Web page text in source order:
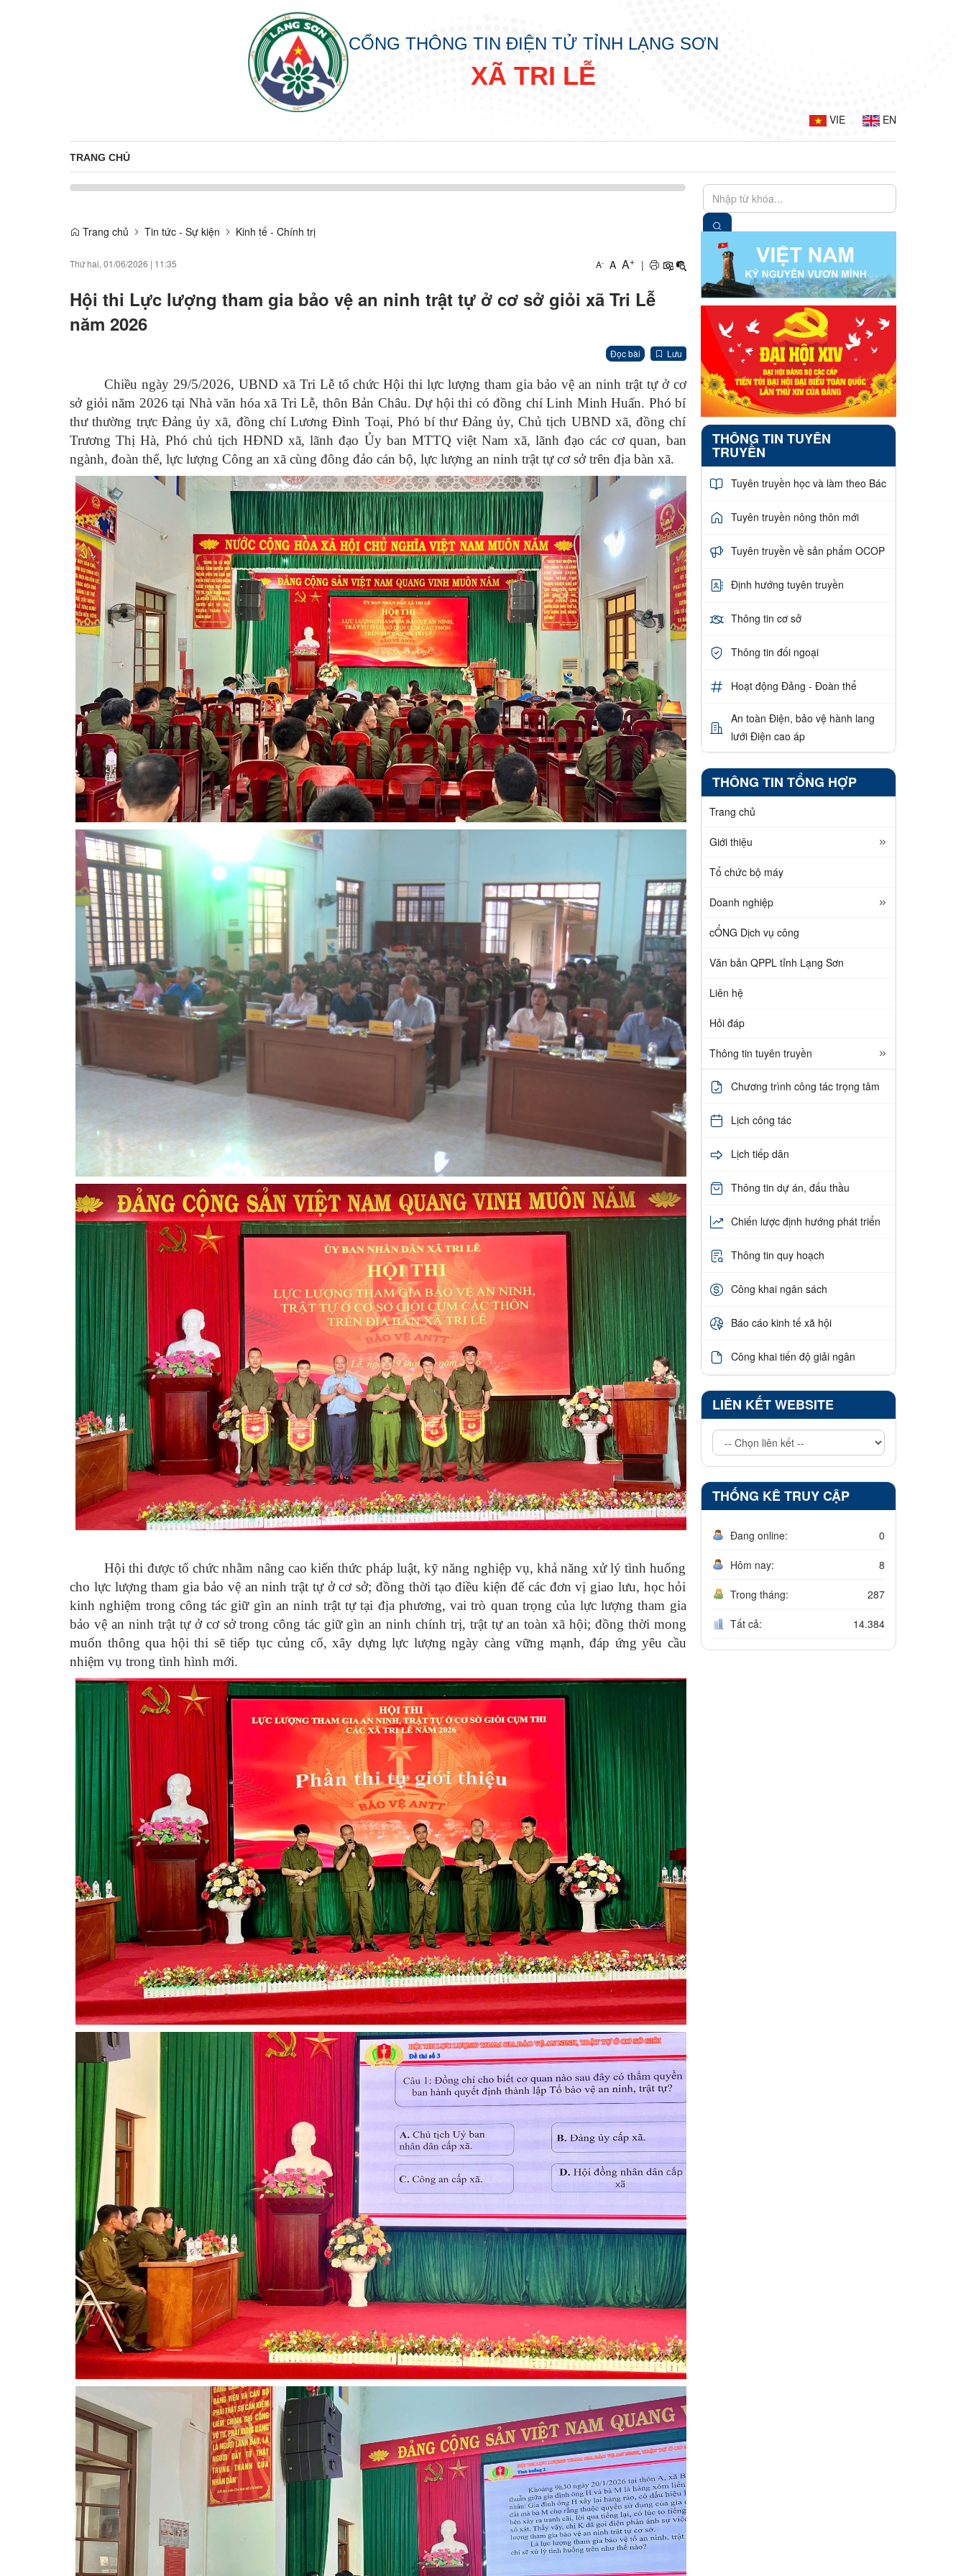
CỔNG THÔNG TIN ĐIỆN TỬ TỈNH LẠNG SƠN
XÃ TRI LỄ
VIE EN
TRANG CHỦ
Trang chủ Tin tức - Sự kiện Kinh tế - Chính trị
Thứ hai, 01/06/2026 | 11:35 A- A A+ |
Hội thi Lực lượng tham gia bảo vệ an ninh trật tự ở cơ sở giỏi xã Tri Lễ
năm 2026
Đọc bài Lưu
Chiều ngày 29/5/2026, UBND xã Tri Lễ tổ chức Hội thi lực lượng tham gia bảo vệ an ninh trật tự ở cơ
sở giỏi năm 2026 tại Nhà văn hóa xã Tri Lễ, thôn Bản Châu. Dự hội thi có đồng chí Linh Minh Huấn. Phó bí
thư thường trực Đảng ủy xã, đồng chí Lương Đình Toại, Phó bí thư Đảng ủy, Chủ tịch UBND xã, đồng chí
Trương Thị Hà, Phó chủ tịch HĐND xã, lãnh đạo Ủy ban MTTQ việt Nam xã, lãnh đạo các cơ quan, ban
ngành, đoàn thể, lực lượng Công an xã cùng đông đảo cán bộ, lực lượng an ninh trật tự cơ sở trên địa bàn xã.
Hội thi được tổ chức nhằm nâng cao kiến thức pháp luật, kỹ năng nghiệp vụ, khả năng xử lý tình huống
cho lực lượng tham gia bảo vệ an ninh trật tự ở cơ sở; đồng thời tạo điều kiện để các đơn vị giao lưu, học hỏi
kinh nghiệm trong công tác giữ gìn an ninh trật tự tại địa phương, vai trò quan trọng của lực lượng tham gia
bảo vệ an ninh trật tự ở cơ sở trong công tác giữ gìn an ninh chính trị, trật tự an toàn xã hội; đồng thời mong
muốn thông qua hội thi sẽ tiếp tục củng cố, xây dựng lực lượng ngày càng vững mạnh, đáp ứng yêu cầu
nhiệm vụ trong tình hình mới.
THÔNG TIN TUYÊN
TRUYỀN
Tuyên truyền học và làm theo Bác
Tuyên truyền nông thôn mới
Tuyên truyền về sản phẩm OCOP
Định hướng tuyên truyền
Thông tin cơ sở
Thông tin đối ngoại
Hoạt động Đảng - Đoàn thể
An toàn Điện, bảo vệ hành lang
lưới Điện cao áp
THÔNG TIN TỔNG HỢP
Trang chủ
Giới thiệu
Tổ chức bộ máy
Doanh nghiệp
cỔNG Dịch vụ công
Văn bản QPPL tỉnh Lạng Sơn
Liên hệ
Hỏi đáp
Thông tin tuyên truyền
Chương trình công tác trọng tâm
Lịch công tác
Lịch tiếp dân
Thông tin dự án, đấu thầu
Chiến lược định hướng phát triển
Thông tin quy hoạch
Công khai ngân sách
Báo cáo kinh tế xã hội
Công khai tiến độ giải ngân
LIÊN KẾT WEBSITE
THỐNG KÊ TRUY CẬP
Đang online: 0
Hôm nay: 8
Trong tháng: 287
Tất cả: 14.384